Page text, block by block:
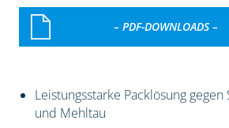
– PDF-DOWNLOADS –
Leistungsstarke Packlösung
und Mehltau